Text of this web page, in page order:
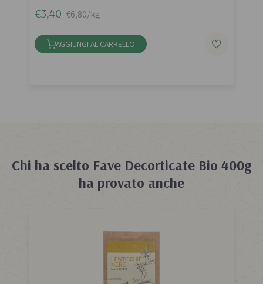
€3,40 €6,80/kg
AGGIUNGI AL CARRELLO
Chi ha scelto Fave Decorticate Bio 400g
ha provato anche